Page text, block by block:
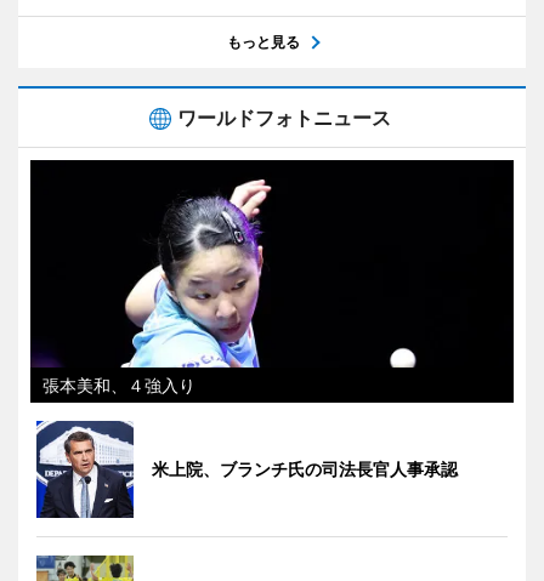
もっと見る
ワールドフォトニュース
張本美和、４強入り
米上院、ブランチ氏の司法長官人事承認